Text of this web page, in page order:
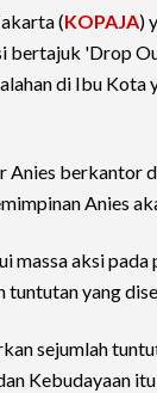
(KOPAJA)
'Drop
di Ibu Kota
berkantor
Anies
massa aksi
yang
sejumlah
Kebudayaan